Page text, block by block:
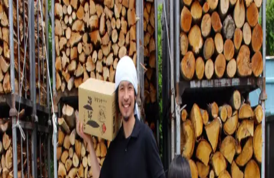
金七商店
お客様に、
きちんとお届けするために。
ただいま、オンラインショップを整えております。
販売再開のお知らせは、公式LINEでお届けします。
公式LINEに登録する
ご注文などのお問い合わせ
ご注文や商品については、下記よりご連絡ください。